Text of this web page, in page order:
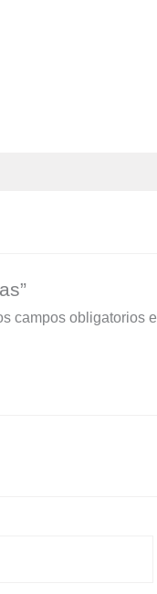
campos obligatorios